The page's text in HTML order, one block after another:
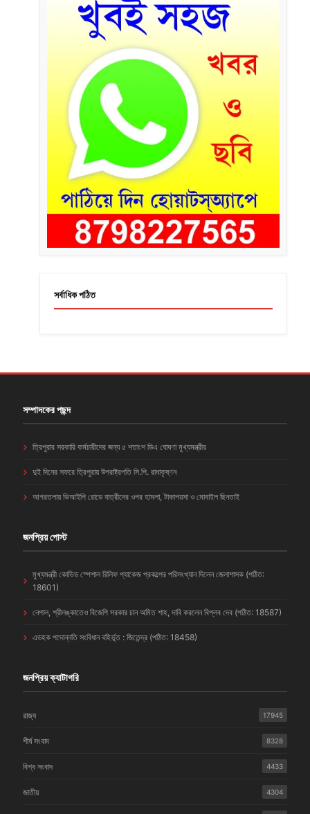
সর্বাধিক পঠিত
সম্পাদকের পছন্দ
ত্রিপুরার সরকারি কর্মচারীদের জন্য ৫ শতাংশ ডিএ ঘোষণা মুখ্যমন্ত্রীর
দুই দিনের সফরে ত্রিপুরায় উপরাষ্ট্রপতি সি.পি. রাধাকৃষ্ণন
আগরতলায় ভিআইপি রোডে যাত্রীদের ওপর হামলা, টাকাপয়সা ও মোবাইল ছিনতাই
জনপ্রিয় পোস্ট
মুখ্যমন্ত্রী কোভিড স্পেশাল রিলিফ প্যাকেজ প্রকল্পের পরিসংখ্যান দিলেন জেলাশাসক (পঠিত:
18601)
নেপাল, শ্রীলঙ্কাতেও বিজেপি সরকার চান অমিত শাহ, দাবি করলেন বিপ্লব দেব (পঠিত: 18587)
এডহক পদোন্নতি সংবিধান বহির্ভূত : জিতেন্দ্র (পঠিত: 18458)
জনপ্রিয় ক্যাটাগরি
রাজ্য 17945
শীর্ষ সংবাদ 8328
বিশ্ব সংবাদ 4433
জাতীয় 4304